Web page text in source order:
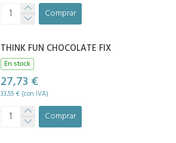
Comprar
THINK FUN CHOCOLATE FIX
En stock
27,73 €
33,55 € (con IVA)
Comprar